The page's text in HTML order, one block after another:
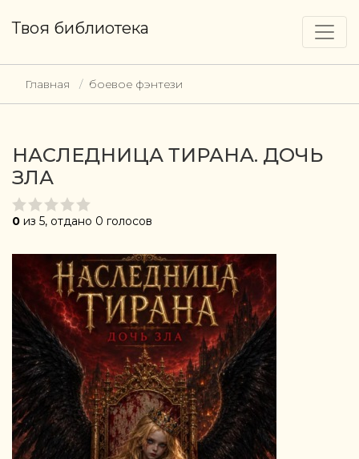
Твоя библиотека
Главная боевое фэнтези
НАСЛЕДНИЦА ТИРАНА. ДОЧЬ
ЗЛА
0 из 5, отдано 0 голосов